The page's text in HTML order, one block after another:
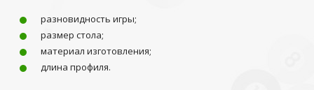
разновидность игры;
размер стола;
материал изготовления;
длина профиля.